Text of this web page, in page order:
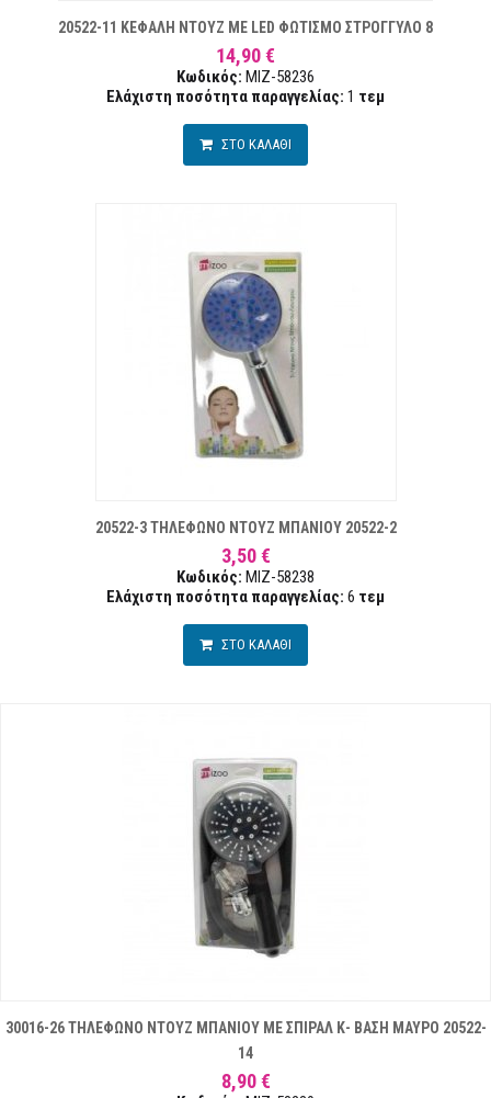
20522-11 ΚΕΦΑΛΗ ΝΤΟΥΖ ΜΕ LED ΦΩΤΙΣΜΟ ΣΤΡΟΓΓΥΛΟ 8
14,90 €
Κωδικός: MIZ-58236
Ελάχιστη ποσότητα παραγγελίας: 1 τεμ
ΣΤΟ ΚΑΛΑΘΙ
20522-3 ΤΗΛΕΦΩΝΟ ΝΤΟΥΖ ΜΠΑΝΙΟΥ 20522-2
3,50 €
Κωδικός: MIZ-58238
Ελάχιστη ποσότητα παραγγελίας: 6 τεμ
ΣΤΟ ΚΑΛΑΘΙ
30016-26 ΤΗΛΕΦΩΝΟ ΝΤΟΥΖ ΜΠΑΝΙΟΥ ΜΕ ΣΠΙΡΑΛ Κ- ΒΑΣΗ ΜΑΥΡΟ 20522-
14
8,90 €